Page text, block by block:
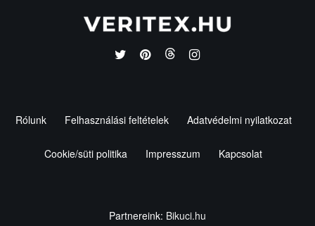
Rólunk Felhasználási feltételek Adatvédelmi nyilatkozat
Cookie/süti politika Impresszum Kapcsolat
Partnereink: Bikuci.hu